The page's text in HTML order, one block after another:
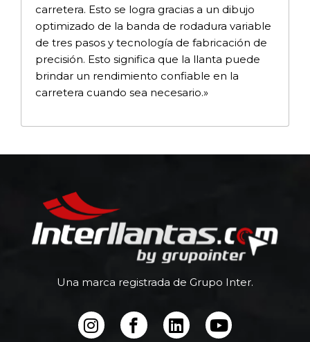
carretera. Esto se logra gracias a un dibujo
optimizado de la banda de rodadura variable
de tres pasos y tecnología de fabricación de
precisión. Esto significa que la llanta puede
brindar un rendimiento confiable en la
carretera cuando sea necesario.»
Una marca registrada de Grupo Inter.